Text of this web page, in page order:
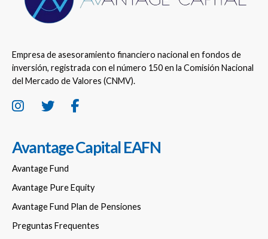
Empresa de asesoramiento financiero nacional en fondos de
inversión, registrada con el número 150 en la Comisión Nacional
del Mercado de Valores (CNMV).
Avantage Capital EAFN
Avantage Fund
Avantage Pure Equity
Avantage Fund Plan de Pensiones
Preguntas Frequentes